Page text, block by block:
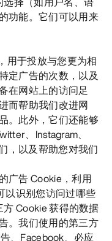
功能。它们可以用来
用于投放与您更为相
定广告的次数，以及
在网站上的访问足
而帮助我们改进网
。此外，它们还能够
、Instagram、
，以及帮助您对我们
广告 Cookie，利用
以识别您访问过哪些
Cookie 获得的数据
。我们使用的第三方
、Facebook、必应